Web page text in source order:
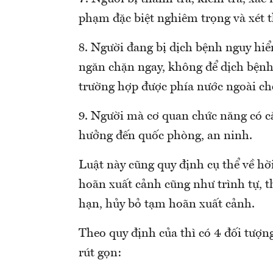
phạm đặc biệt nghiêm trọng và xét
8. Người đang bị dịch bệnh nguy
ngăn chặn ngay, không để dịch
trường hợp được phía nước ngoài
9. Người mà cơ quan chức năng có
hưởng đến quốc phòng, an ninh.
Luật này cũng quy định cụ thể về
hoãn xuất cảnh cũng như trình tự,
hạn, hủy bỏ tạm hoãn xuất cảnh.
Theo quy định của thì có 4 đối
rút gọn: